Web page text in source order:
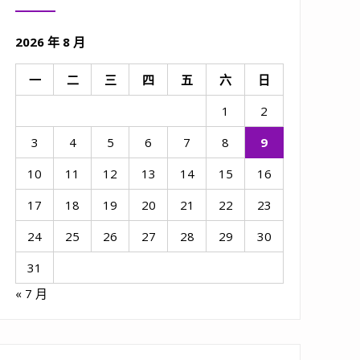
2026 年 8 月
一 二 三 四 五 六
日
1
2
3
4 5 6 7 8
9
10
11 12 13 14 15
16
17
18 19 20 21 22
23
24
25 26 27 28 29
30
31
« 7 月